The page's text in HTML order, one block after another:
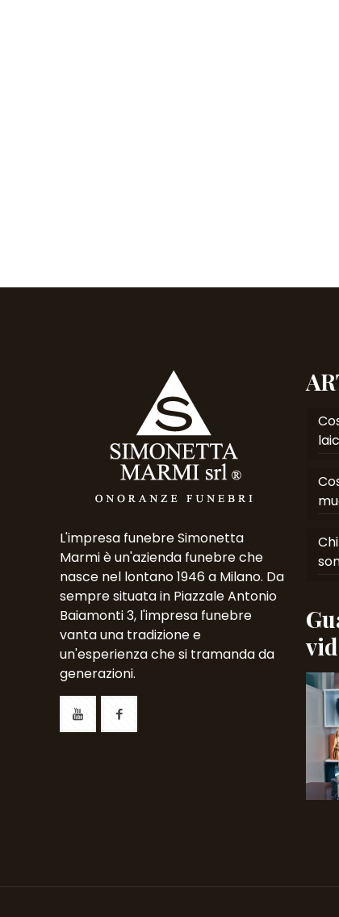
L'impresa funebre Simonetta
Marmi è un'azienda funebre che
nasce nel lontano 1946 a Milano. Da
sempre situata in Piazzale Antonio
Baiamonti 3, l'impresa funebre
vanta una tradizione e
un'esperienza che si tramanda da
generazioni.